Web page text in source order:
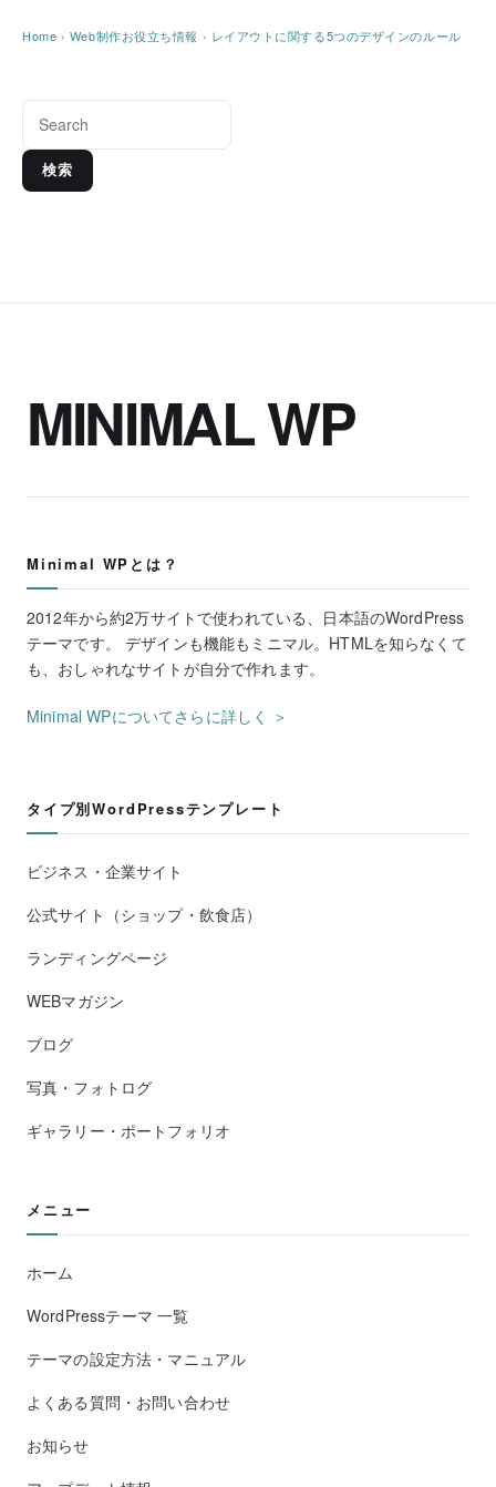
Home › Web制作お役立ち情報 › レイアウトに関する5つのデザインのルール
検索
MINIMAL WP
Minimal WPとは？
2012年から約2万サイトで使われている、日本語のWordPress
テーマです。 デザインも機能もミニマル。HTMLを知らなくて
も、おしゃれなサイトが自分で作れます。
Minimal WPについてさらに詳しく ＞
タイプ別WordPressテンプレート
ビジネス・企業サイト
公式サイト（ショップ・飲食店）
ランディングページ
WEBマガジン
ブログ
写真・フォトログ
ギャラリー・ポートフォリオ
メニュー
ホーム
WordPressテーマ 一覧
テーマの設定方法・マニュアル
よくある質問・お問い合わせ
お知らせ